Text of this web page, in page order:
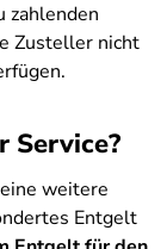
zahlenden
Zusteller nicht
Service?
weitere
Entgelt